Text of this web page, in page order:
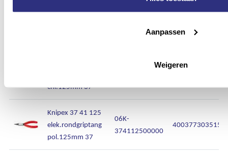
Aanpassen
Weigeren
Knipex 37 31 125
373112500000
chr.125mm 37
Knipex 37 41 125
elek.rondgriptang
pol.125mm 37
06K-
374112500000
4003773035152